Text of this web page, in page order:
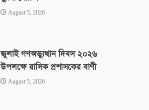
August 5, 2026
জুলাই গণঅভ্যুত্থান দিবস ২০২৬
উপলক্ষে রাসিক প্রশাসকের বাণী
August 5, 2026